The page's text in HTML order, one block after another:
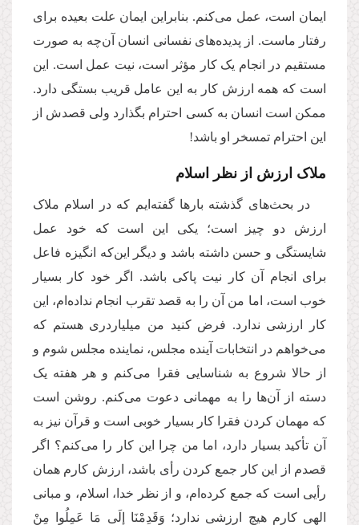
ایمان است، عمل می‌کنم. بنابراین ایمان علت بعیده برای
رفتار ماست. از پدیده‌های نفسانی انسان آن‌چه به صورت
مستقیم در انجام یک کار مؤثر است، نیت عمل است. این
است که همه ارزش کار به این عامل قریب بستگی دارد.
ممکن است انسان به کسی احترام بگذارد ولی قصدش از
این احترام تمسخر او باشد!
ملاک ارزش از نظر اسلام
در بحث‌های گذشته بارها گفته‌ایم که در اسلام ملاک
ارزش دو چیز است؛ یکی این است که خود عمل
شایستگی و حسن داشته باشد و دیگر این‌که انگیزه فاعل
برای انجام آن کار نیت پاکی باشد. اگر خود کار بسیار
خوب است، اما من آن را به قصد تقرب انجام نداده‌ام، این
کار ارزشی ندارد. فرض کنید من میلیاردری هستم که
می‌خواهم در انتخابات آینده مجلس، نماینده مجلس شوم و
از حالا شروع به شناسایی فقرا می‌کنم و هر هفته یک
دسته از آن‌ها را به مهمانی دعوت می‌کنم. روشن است
که مهمان کردن فقرا کار بسیار خوبی است و قرآن نیز به
آن تأکید بسیار دارد، اما من چرا این کار را می‌کنم؟ اگر
قصدم از این کار جمع کردن رأی باشد، ارزش کارم همان
رأیی است که جمع کرده‌ام، و از نظر خدا، اسلام، و مبانی
الهی کارم هیچ ارزشی ندارد؛ وَقَدِمْنَا إِلَى مَا عَمِلُوا مِنْ